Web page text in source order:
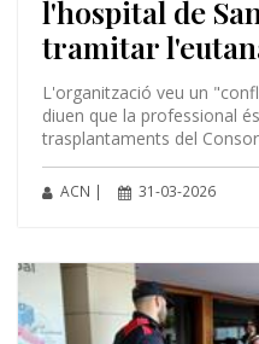
l'hospital de
tramitar
L'organització veu un
diuen que la professional
trasplantaments del
ACN | 31-03-2026